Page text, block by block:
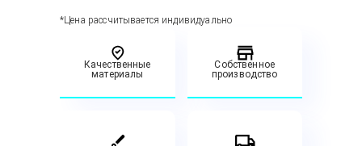
*Цена рассчитывается индивидуально
Качественные
материалы
Собственное
производство